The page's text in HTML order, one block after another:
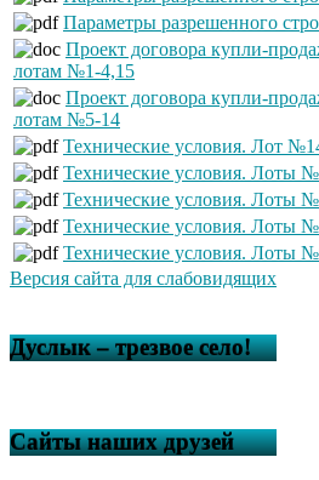
Параметры разрешенного
Проект договора купли-
лотам №1-4,15
Проект договора купли-
лотам №5-14
Технические условия. Лот
Технические условия. Лоты
Технические условия. Лоты
Технические условия. Лоты
Технические условия. Лоты
Версия сайта для слабовидящих
Дуслык – трезвое село!
Сайты наших друзей